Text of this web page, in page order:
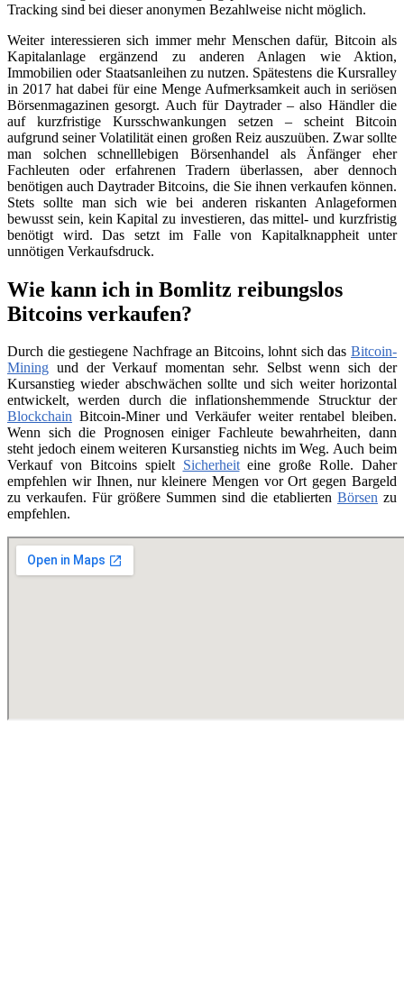
Tracking sind bei dieser anonymen Bezahlweise nicht möglich.
Weiter interessieren sich immer mehr Menschen dafür, Bitcoin als
Kapitalanlage ergänzend zu anderen Anlagen wie Aktion,
Immobilien oder Staatsanleihen zu nutzen. Spätestens die Kursralley
in 2017 hat dabei für eine Menge Aufmerksamkeit auch in seriösen
Börsenmagazinen gesorgt. Auch für Daytrader – also Händler die
auf kurzfristige Kursschwankungen setzen – scheint Bitcoin
aufgrund seiner Volatilität einen großen Reiz auszuüben. Zwar sollte
man solchen schnelllebigen Börsenhandel als Änfänger eher
Fachleuten oder erfahrenen Tradern überlassen, aber dennoch
benötigen auch Daytrader Bitcoins, die Sie ihnen verkaufen können.
Stets sollte man sich wie bei anderen riskanten Anlageformen
bewusst sein, kein Kapital zu investieren, das mittel- und kurzfristig
benötigt wird. Das setzt im Falle von Kapitalknappheit unter
unnötigen Verkaufsdruck.
Wie kann ich in Bomlitz reibungslos
Bitcoins verkaufen?
Durch die gestiegene Nachfrage an Bitcoins, lohnt sich das Bitcoin-
Mining und der Verkauf momentan sehr. Selbst wenn sich der
Kursanstieg wieder abschwächen sollte und sich weiter horizontal
entwickelt, werden durch die inflationshemmende Strucktur der
Blockchain Bitcoin-Miner und Verkäufer weiter rentabel bleiben.
Wenn sich die Prognosen einiger Fachleute bewahrheiten, dann
steht jedoch einem weiteren Kursanstieg nichts im Weg. Auch beim
Verkauf von Bitcoins spielt Sicherheiteine große Rolle. Daher
empfehlen wir Ihnen, nur kleinere Mengen vor Ort gegen Bargeld
zu verkaufen. Für größere Summen sind die etablierten Börsen zu
empfehlen.